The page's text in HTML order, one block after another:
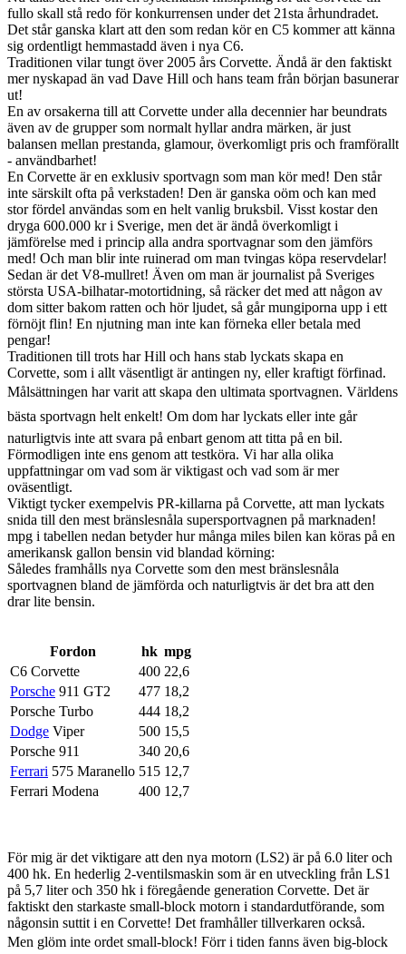
fullo skall stå redo för konkurrensen under det 21sta århundradet.
Det står ganska klart att den som redan kör en C5 kommer att känna
sig ordentligt hemmastadd även i nya C6.
Traditionen vilar tungt över 2005 års Corvette. Ändå är den faktiskt
mer nyskapad än vad Dave Hill och hans team från början basunerar
ut!
En av orsakerna till att Corvette under alla decennier har beundrats
även av de grupper som normalt hyllar andra märken, är just
balansen mellan prestanda, glamour, överkomligt pris och framförallt
- användbarhet!
En Corvette är en exklusiv sportvagn som man kör med! Den står
inte särskilt ofta på verkstaden! Den är ganska oöm och kan med
stor fördel användas som en helt vanlig bruksbil. Visst kostar den
dryga 600.000 kr i Sverige, men det är ändå överkomligt i
jämförelse med i princip alla andra sportvagnar som den jämförs
med! Och man blir inte ruinerad om man tvingas köpa reservdelar!
Sedan är det V8-mullret! Även om man är journalist på Sveriges
största USA-bilhatar-motortidning, så räcker det med att någon av
dom sitter bakom ratten och hör ljudet, så går mungiporna upp i ett
förnöjt flin! En njutning man inte kan förneka eller betala med
pengar!
Traditionen till trots har Hill och hans stab lyckats skapa en
Corvette, som i allt väsentligt är antingen ny, eller kraftigt förfinad.
Målsättningen har varit att skapa den ultimata sportvagnen. Världens
bästa sportvagn helt enkelt! Om dom har lyckats eller inte går
naturligtvis inte att svara på enbart genom att titta på en bil.
Förmodligen inte ens genom att testköra. Vi har alla olika
uppfattningar om vad som är viktigast och vad som är mer
oväsentligt.
Viktigt tycker exempelvis PR-killarna på Corvette, att man lyckats
snida till den mest bränslesnåla supersportvagnen på marknaden!
mpg i tabellen nedan betyder hur många miles bilen kan köras på en
amerikansk gallon bensin vid blandad körning:
Således framhålls nya Corvette som den mest bränslesnåla
sportvagnen bland de jämförda och naturligtvis är det bra att den
drar lite bensin.
Fordon hk mpg
C6 Corvette
400 22,6
Porsche 911 GT2 477 18,2
Porsche Turbo
444 18,2
Dodge Viper 500 15,5
Porsche 911
340 20,6
Ferrari 575 Maranello 515 12,7
Ferrari Modena
400 12,7
För mig är det viktigare att den nya motorn (LS2) är på 6.0 liter och
400 hk. En hederlig 2-ventilsmaskin som är en utveckling från LS1
på 5,7 liter och 350 hk i föregående generation Corvette. Det är
faktiskt den starkaste small-block motorn i standardutförande, som
någonsin suttit i en Corvette! Det framhåller tillverkaren också.
Men glöm inte ordet small-block! Förr i tiden fanns även big-block